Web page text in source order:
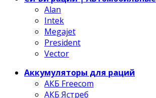
Alan
Intek
Megajet
President
Vector
Аккумуляторы для раций
АКБ Freecom
АКБ Ястреб